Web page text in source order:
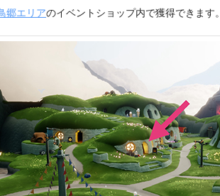
郷エリアのイベントショップ内で獲得できます。